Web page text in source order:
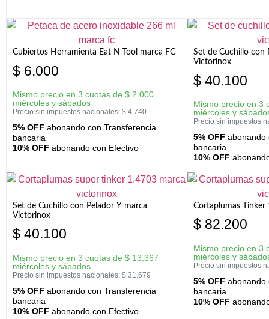
Cubiertos Herramienta Eat N Tool marca FC
$ 6.000
Mismo precio en 3 cuotas de $ 2.000
miércoles y sábados
Precio sin impuestos nacionales: $ 4.740
5% OFF abonando con Transferencia
bancaria
10% OFF abonando con Efectivo
Set de Cuchillo con
Victorinox
$ 40.100
Mismo precio en 3
miércoles y
Precio sin impuestos
5% OFF abonando
bancaria
10% OFF
Set de Cuchillo con Pelador Y marca
Victorinox
$ 40.100
Mismo precio en 3 cuotas de $ 13.367
miércoles y sábados
Precio sin impuestos nacionales: $ 31.679
5% OFF abonando con Transferencia
bancaria
10% OFF abonando con Efectivo
Cortaplumas
$ 82.200
Mismo precio en 3
miércoles y
Precio sin impuestos
5% OFF abonando
bancaria
10% OFF